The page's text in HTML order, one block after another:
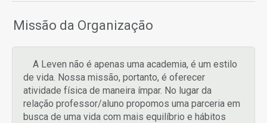
Missão da Organização
A Leven não é apenas uma academia, é um estilo
de vida. Nossa missão, portanto, é oferecer
atividade física de maneira ímpar. No lugar da
relação professor/aluno propomos uma parceria em
busca de uma vida com mais equilíbrio e hábitos